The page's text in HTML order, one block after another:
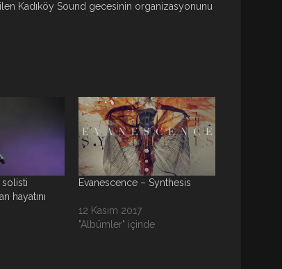
Kadıköy Sound gecesinin organizasyonunu
hayatını
Evanescence – Synthesis
12 Kasım 2017
"Albümler" içinde